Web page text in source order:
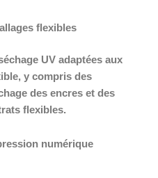
flexibles
UV adaptées aux
y compris des
des encres et des
flexibles.
numérique